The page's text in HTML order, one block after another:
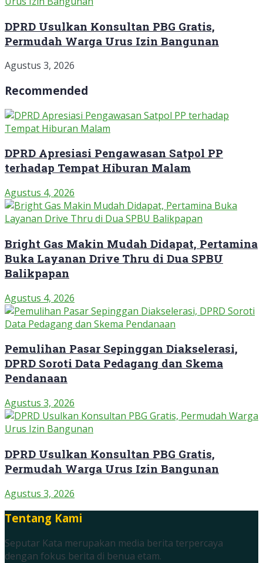
DPRD Usulkan Konsultan PBG Gratis,
Permudah Warga Urus Izin Bangunan
Agustus 3, 2026
Recommended
DPRD Apresiasi Pengawasan Satpol PP
terhadap Tempat Hiburan Malam
Agustus 4, 2026
Bright Gas Makin Mudah Didapat, Pertamina
Buka Layanan Drive Thru di Dua SPBU
Balikpapan
Agustus 4, 2026
Pemulihan Pasar Sepinggan Diakselerasi,
DPRD Soroti Data Pedagang dan Skema
Pendanaan
Agustus 3, 2026
DPRD Usulkan Konsultan PBG Gratis,
Permudah Warga Urus Izin Bangunan
Agustus 3, 2026
Tentang Kami
Seputar Kata merupakan media berita terpercaya
dengan fokus berita di benua etam.